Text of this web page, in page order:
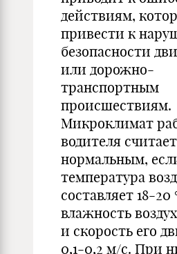
действиям,
привести к
безопасности
или дорожно-
транспортным
происшествиям.
Микроклимат
водителя
нормальным,
температура
составляет 18-20
влажность
и скорость его
0,1-0,2 м/с. При